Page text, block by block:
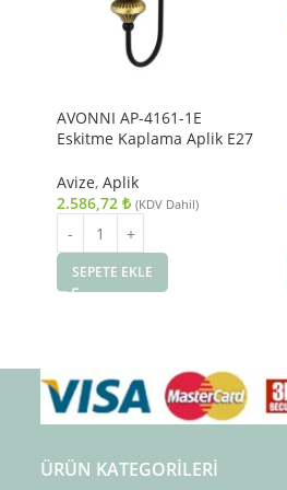
AVONNI AP-4161-1E
Eskitme Kaplama Aplik E27
Avize, Aplik
2.586,72 ₺ (KDV Dahil)
SEPETE EKLE
ÜRÜN KATEGORILERI